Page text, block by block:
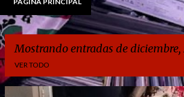
Mostrando entradas de diciembre,
VER TODO